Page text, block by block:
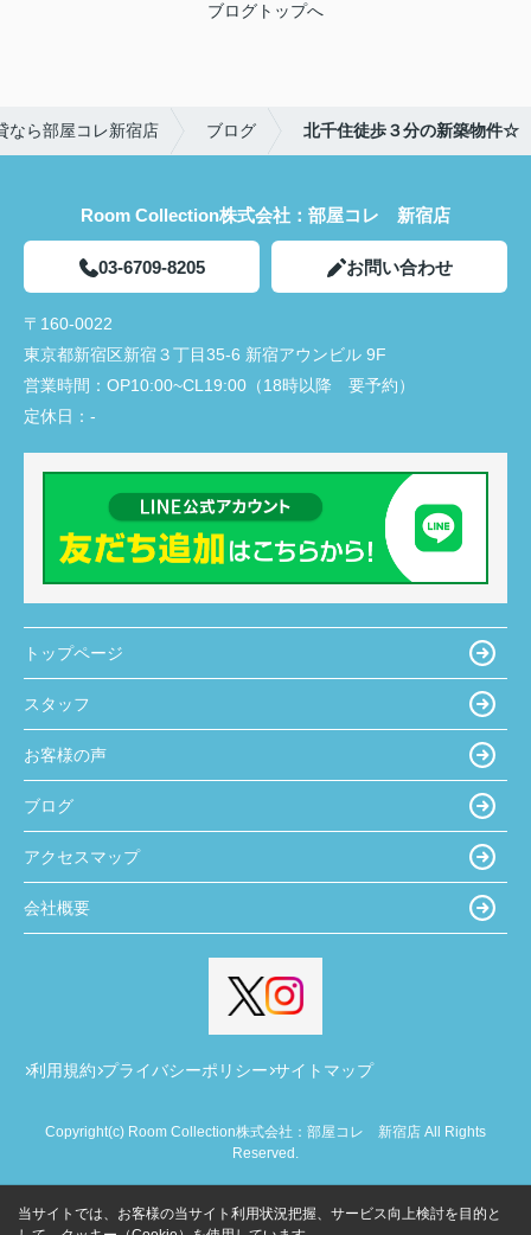
ブログトップへ
なら部屋コレ新宿店 ブログ 北千住徒歩３分の新築物件☆
Room Collection株式会社：部屋コレ 新宿店
03-6709-8205 お問い合わせ
〒160-0022
東京都新宿区新宿３丁目35-6 新宿アウンビル 9F
営業時間： OP10:00~CL19:00（18時以降 要予約）
定休日： -
トップページ
スタッフ
お客様の声
ブログ
アクセスマップ
会社概要
利用規約 プライバシーポリシー サイトマップ
Copyright(c) Room Collection株式会社：部屋コレ 新宿店 All Rights
Reserved.
当サイトでは、お客様の当サイト利用状況把握、サービス向上検討を目的と